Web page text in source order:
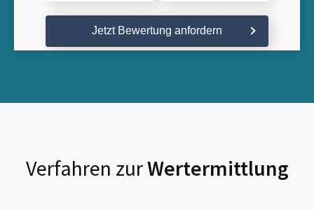
Jetzt Bewertung anfordern
Verfahren zurWertermittlung